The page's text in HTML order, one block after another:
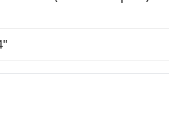
igenom utan att sustaina för